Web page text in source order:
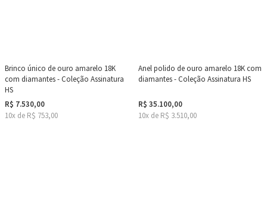
Brinco único de ouro amarelo 18K
com diamantes - Coleção Assinatura
HS
R$ 7.530,00
10x de R$ 753,00
Anel polido de ouro amarelo 18K com
diamantes - Coleção Assinatura HS
R$ 35.100,00
10x de R$ 3.510,00